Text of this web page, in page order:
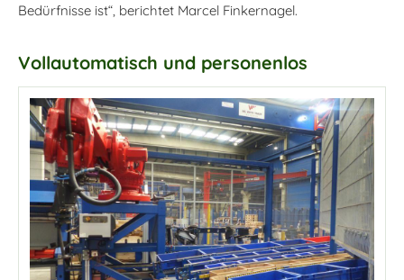
Bedürfnisse ist“, berichtet Marcel Finkernagel.
Vollautomatisch und personenlos